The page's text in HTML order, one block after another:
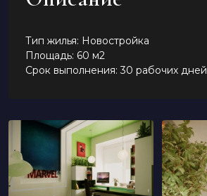
Тип жилья: Новостройка
Площадь: 60 м2
Срок выполнения: 30 рабочих дней